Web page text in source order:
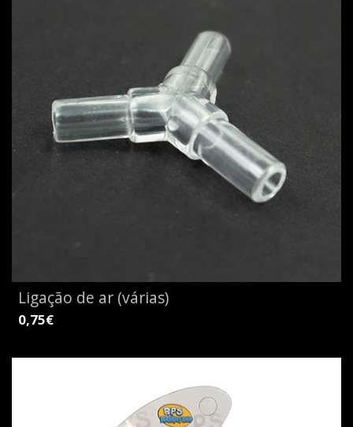
Ligação de ar (várias)
0,75€